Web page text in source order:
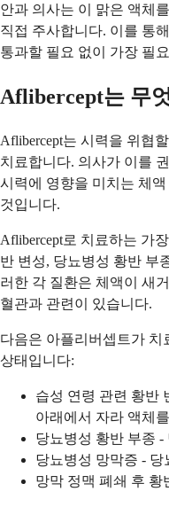
안과 의사는 이 맑은 액체
직접 주사합니다. 이를 통
통과할 필요 없이 가장 필
Aflibercept는 무
Aflibercept는 시력을 위협
치료합니다. 의사가 이를
시력에 영향을 미치는 체
것입니다.
Aflibercept로 치료하는 가
반 변성, 당뇨병성 황반 부
러한 각 질환은 체액이 새
혈관과 관련이 있습니다.
다음은 아플리버셉트가 치
상태입니다:
습성 연령 관련 황반
아래에서 자라 액체
당뇨병성 황반 부종
당뇨병성 망막증 -
망막 정맥 폐쇄 후 황